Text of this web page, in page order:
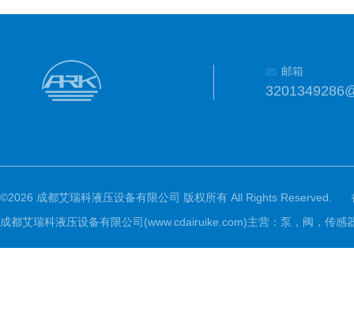
邮箱
©2026 成都艾瑞科液压设备有限公司 版权所有 All Rights Reserved.
成都艾瑞科液压设备有限公司(www.cdairuike.com)主营：泵，阀，传